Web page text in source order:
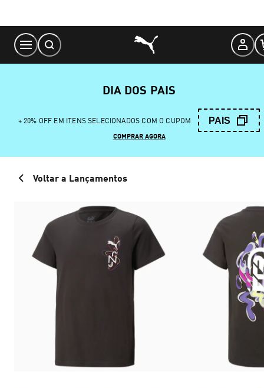
Content
DIA DOS PAIS
+ 20% OFF EM ITENS SELECIONADOS COM O CUPOM PAIS
COMPRAR AGORA
Voltar a Lançamentos